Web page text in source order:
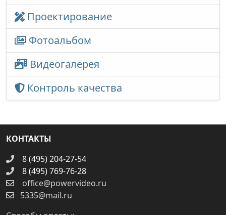
Проектирование
Фотоальбом
Видеогалерея
Контроль качества
КОНТАКТЫ
8 (495) 204-27-54
8 (495) 769-76-28
office@powervideo.ru
5335@mail.ru